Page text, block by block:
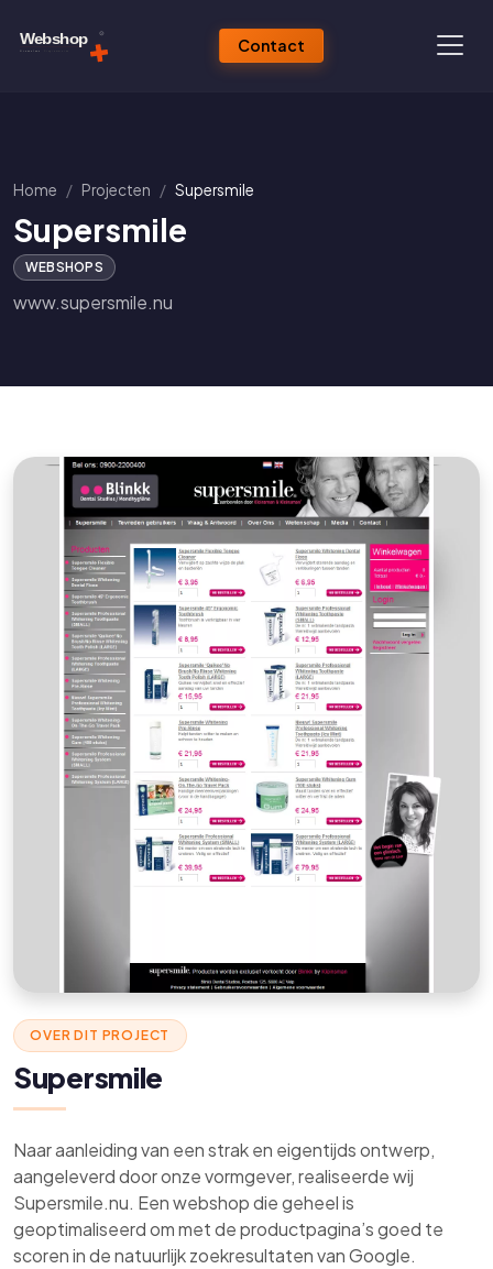
Contact
Home Projecten Supersmile
Supersmile
WEBSHOPS
www.supersmile.nu
OVER DIT PROJECT
Supersmile
Naar aanleiding van een strak en eigentijds ontwerp,
aangeleverd door onze vormgever, realiseerde wij
Supersmile.nu. Een webshop die geheel is
geoptimaliseerd om met de productpagina’s goed te
scoren in de natuurlijk zoekresultaten van Google.